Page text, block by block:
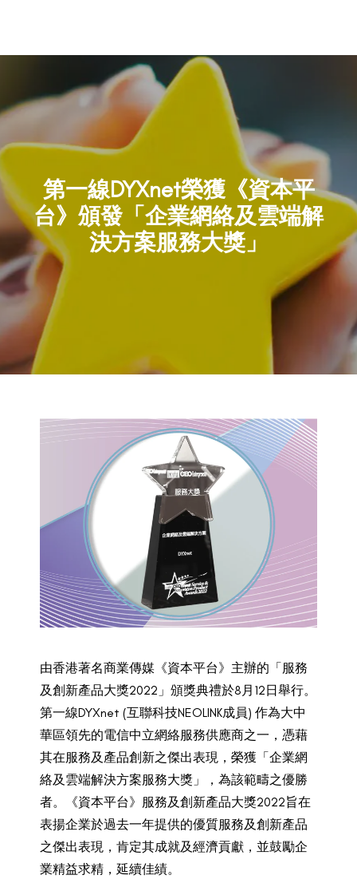
第一線DYXnet榮獲《資本平
台》頒發「企業網絡及雲端解
決方案服務大獎」
獎項及殊榮
2022
由香港著名商業傳媒《資本平台》主辦的「服務
及創新產品大獎2022」頒獎典禮於8月12日舉行。
第一線DYXnet (互聯科技NEOLINK成員) 作為大中
華區領先的電信中立網絡服務供應商之一，憑藉
其在服務及產品創新之傑出表現，榮獲「企業網
絡及雲端解決方案服務大獎」，為該範疇之優勝
者。《資本平台》服務及創新產品大獎2022旨在
表揚企業於過去一年提供的優質服務及創新產品
之傑出表現，肯定其成就及經濟貢獻，並鼓勵企
業精益求精，延續佳績。